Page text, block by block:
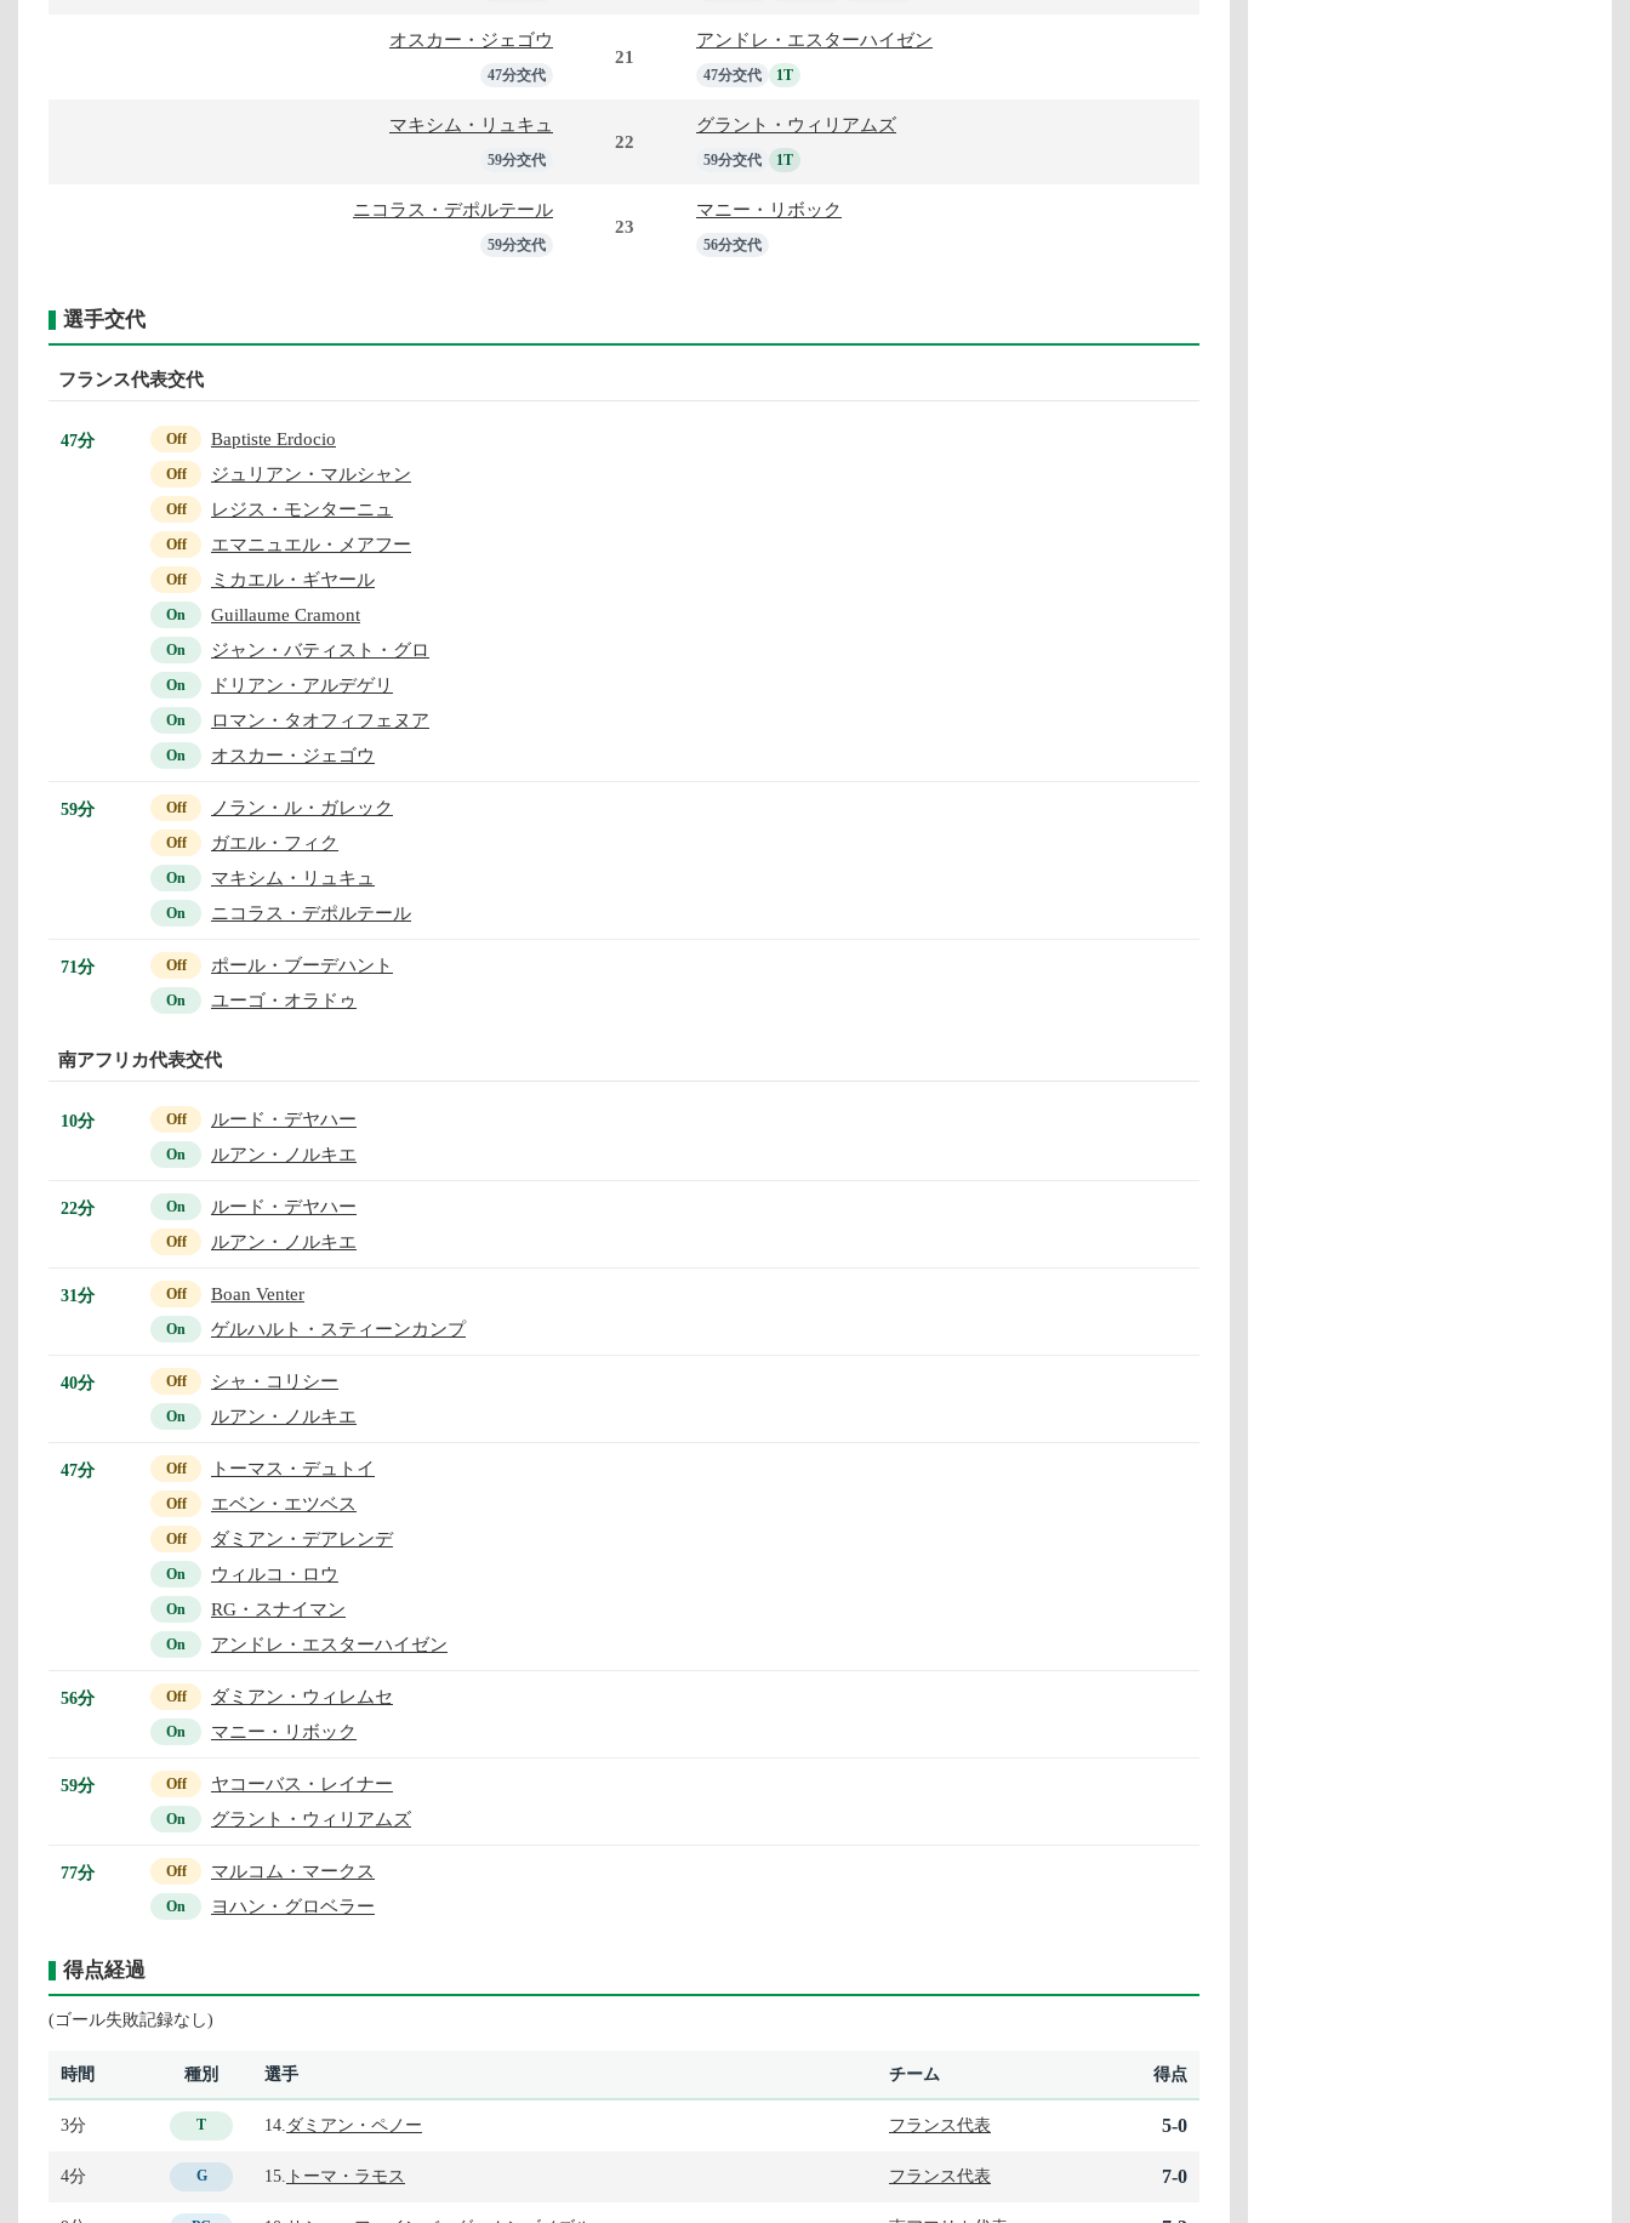
オスカー・ジェゴウ
47分交代
21
アンドレ・エスターハイゼン
47分交代 1T
マキシム・リュキュ
59分交代
22
グラント・ウィリアムズ
59分交代 1T
ニコラス・デポルテール
59分交代
23
マニー・リボック
56分交代
選手交代
フランス代表交代
47分 Off Baptiste Erdocio
Off ジュリアン・マルシャン
Off レジス・モンターニュ
Off エマニュエル・メアフー
Off ミカエル・ギヤール
On Guillaume Cramont
On ジャン・バティスト・グロ
On ドリアン・アルデゲリ
On ロマン・タオフィフェヌア
On オスカー・ジェゴウ
59分 Off ノラン・ル・ガレック
Off ガエル・フィク
On マキシム・リュキュ
On ニコラス・デポルテール
71分 Off ポール・ブーデハント
On ユーゴ・オラドゥ
南アフリカ代表交代
10分 Off ルード・デヤハー
On ルアン・ノルキエ
22分 On ルード・デヤハー
Off ルアン・ノルキエ
31分 Off Boan Venter
On ゲルハルト・スティーンカンプ
40分 Off シャ・コリシー
On ルアン・ノルキエ
47分 Off トーマス・デュトイ
Off エベン・エツベス
Off ダミアン・デアレンデ
On ウィルコ・ロウ
On RG・スナイマン
On アンドレ・エスターハイゼン
56分 Off ダミアン・ウィレムセ
On マニー・リボック
59分 Off ヤコーバス・レイナー
On グラント・ウィリアムズ
77分 Off マルコム・マークス
On ヨハン・グロベラー
得点経過
(ゴール失敗記録なし)
時間 種別 選手 チーム 得点
3分 T 14. ダミアン・ペノー フランス代表 5-0
4分 G 15. トーマ・ラモス フランス代表 7-0